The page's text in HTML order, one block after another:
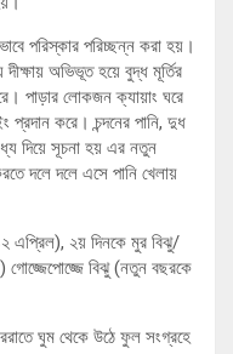
পরিস্কার পরিচ্ছন্ন করা হয়।
দীক্ষায় অভিভূত হয়ে বুদ্ধ মূর্তির
পাড়ার লোকজন ক্যায়াং ঘরে
প্রদান করে। চন্দনের পানি, দুধ
দিয়ে সূচনা হয় এর নতুন
দলে দলে এসে পানি খেলায়
এপ্রিল), ২য় দিনকে মুর বিঝু/
বিঝু (নতুন বছরকে
ঘুম থেকে উঠে ফুল সংগ্রহে